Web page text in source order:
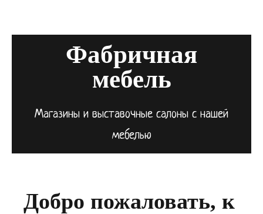
Фабричная
мебель
Магазины и выставочные салоны с нашей
мебелью
Добро пожаловать, к